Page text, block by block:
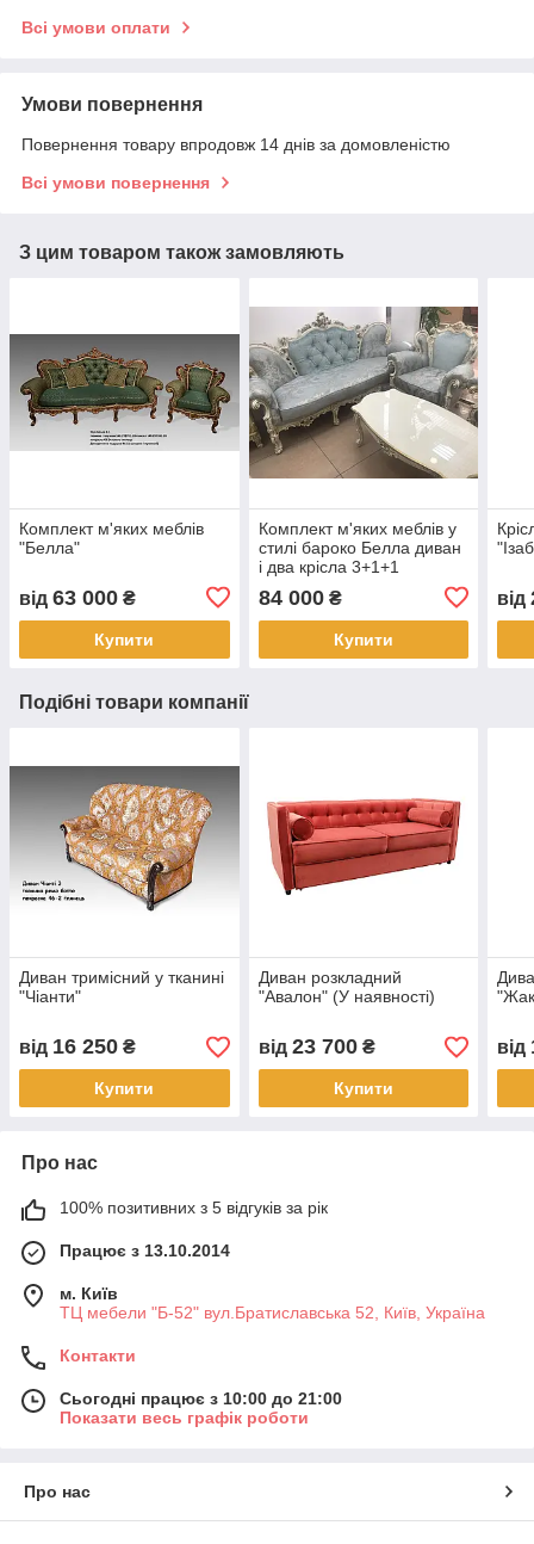
Всі умови оплати
Умови повернення
Повернення товару впродовж 14 днів за домовленістю
Всі умови повернення
З цим товаром також замовляють
Комплект м'яких меблів
"Белла"
від 63 000 ₴
Купити
Комплект м'яких меблів у
стилі бароко Белла диван
і два крісла 3+1+1
84 000₴
Купити
від
Подібні товари компанії
Диван тримісний у тканині
"Чіанти"
від 16 250 ₴
Купити
Диван розкладний
"Авалон" (У наявності)
від 23 700₴
Купити
від
Про нас
100% позитивних з 5 відгуків за рік
Працює з 13.10.2014
м. Київ
ТЦ мебели "Б-52" вул.Братиславська 52, Київ, Україна
Контакти
Сьогодні працює з 10:00 до 21:00
Показати весь графік роботи
Про нас